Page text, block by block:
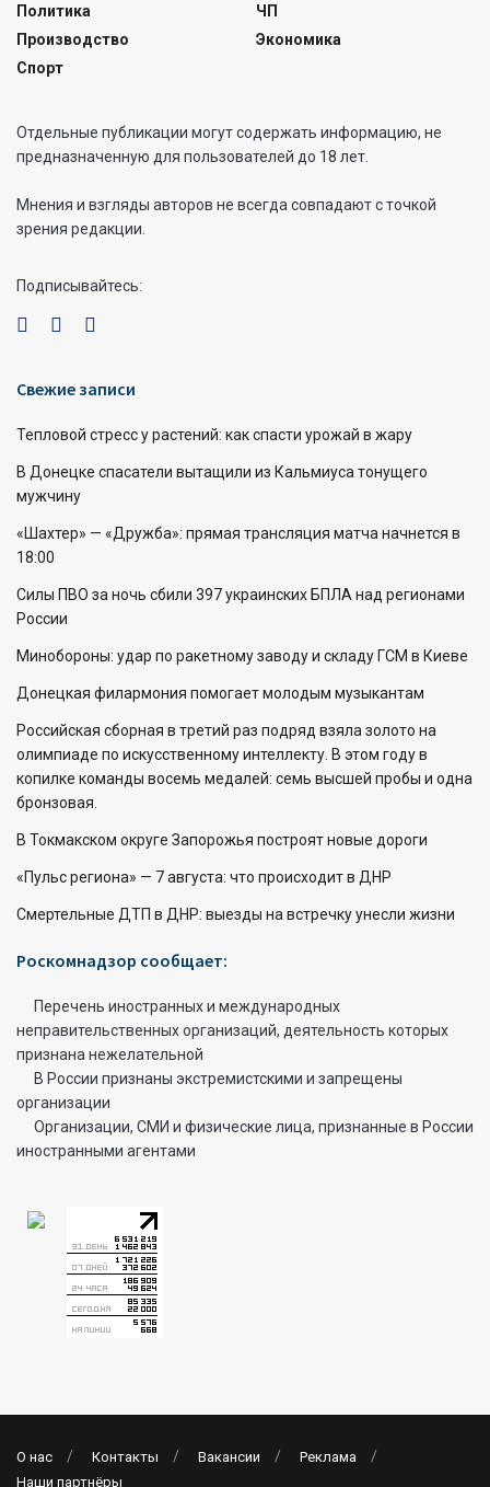
Политика
Производство
Спорт
ЧП
Экономика
Отдельные публикации могут содержать информацию, не
предназначенную для пользователей до 18 лет.
Мнения и взгляды авторов не всегда совпадают с точкой
зрения редакции.
Подписывайтесь:
Свежие записи
Тепловой стресс у растений: как спасти урожай в жару
В Донецке спасатели вытащили из Кальмиуса тонущего
мужчину
«Шахтер» — «Дружба»: прямая трансляция матча начнется в
18:00
Силы ПВО за ночь сбили 397 украинских БПЛА над регионами
России
Минобороны: удар по ракетному заводу и складу ГСМ в Киеве
Донецкая филармония помогает молодым музыкантам
Российская сборная в третий раз подряд взяла золото на
олимпиаде по искусственному интеллекту. В этом году в
копилке команды восемь медалей: семь высшей пробы и одна
бронзовая.
В Токмакском округе Запорожья построят новые дороги
«Пульс региона» — 7 августа: что происходит в ДНР
Смертельные ДТП в ДНР: выезды на встречку унесли жизни
Роскомнадзор сообщает:
Перечень иностранных и международных
неправительственных организаций, деятельность которых
признана нежелательной
В России признаны экстремистскими и запрещены
организации
Организации, СМИ и физические лица, признанные в России
иностранными агентами
О нас Контакты Вакансии
Реклама
Наши партнёры